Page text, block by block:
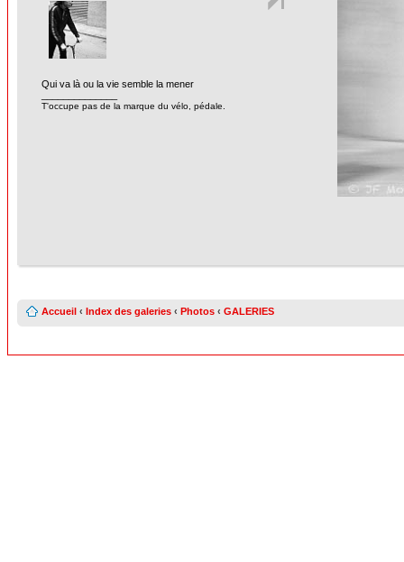
Qui va là ou la vie semble la mener
T'occupe pas de la marque du vélo, pédale.
Accueil ‹ Index des galeries ‹ Photos ‹ GALERIES